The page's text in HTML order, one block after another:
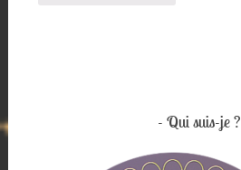
Qui suis-je ?